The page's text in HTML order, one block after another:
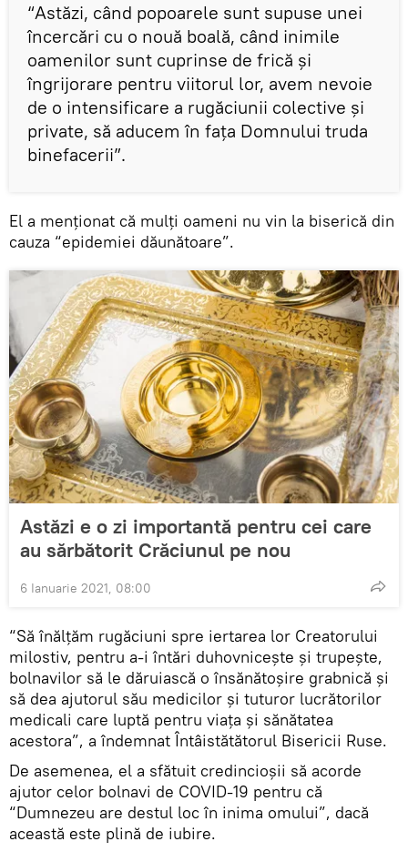
“Astăzi, când popoarele sunt supuse unei
încercări cu o nouă boală, când inimile
oamenilor sunt cuprinse de frică și
îngrijorare pentru viitorul lor, avem nevoie
de o intensificare a rugăciunii colective și
private, să aducem în fața Domnului truda
binefacerii”.
El a menționat că mulți oameni nu vin la biserică din
cauza “epidemiei dăunătoare”.
Astăzi e o zi importantă pentru cei care
au sărbătorit Crăciunul pe nou
6 Ianuarie 2021, 08:00
“Să înălțăm rugăciuni spre iertarea lor Creatorului
milostiv, pentru a-i întări duhovnicește și trupește,
bolnavilor să le dăruiască o însănătoșire grabnică și
să dea ajutorul său medicilor și tuturor lucrătorilor
medicali care luptă pentru viața și sănătatea
acestora”, a îndemnat Întâistătătorul Bisericii Ruse.
De asemenea, el a sfătuit credincioșii să acorde
ajutor celor bolnavi de COVID-19 pentru că
“Dumnezeu are destul loc în inima omului”, dacă
această este plină de iubire.